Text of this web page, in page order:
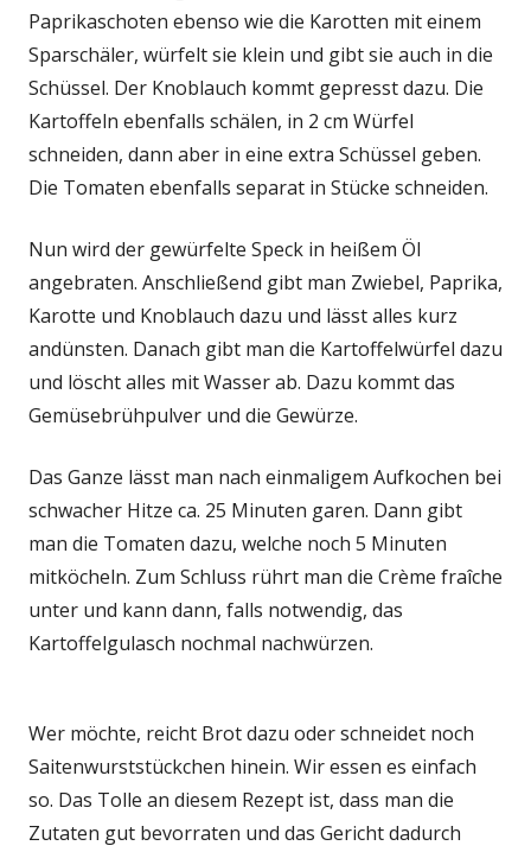
Paprikaschoten ebenso wie die Karotten mit einem
Sparschäler, würfelt sie klein und gibt sie auch in die
Schüssel. Der Knoblauch kommt gepresst dazu. Die
Kartoffeln ebenfalls schälen, in 2 cm Würfel
schneiden, dann aber in eine extra Schüssel geben.
Die Tomaten ebenfalls separat in Stücke schneiden.
Nun wird der gewürfelte Speck in heißem Öl
angebraten. Anschließend gibt man Zwiebel, Paprika,
Karotte und Knoblauch dazu und lässt alles kurz
andünsten. Danach gibt man die Kartoffelwürfel dazu
und löscht alles mit Wasser ab. Dazu kommt das
Gemüsebrühpulver und die Gewürze.
Das Ganze lässt man nach einmaligem Aufkochen bei
schwacher Hitze ca. 25 Minuten garen. Dann gibt
man die Tomaten dazu, welche noch 5 Minuten
mitköcheln. Zum Schluss rührt man die Crème fraîche
unter und kann dann, falls notwendig, das
Kartoffelgulasch nochmal nachwürzen.
Wer möchte, reicht Brot dazu oder schneidet noch
Saitenwurststückchen hinein. Wir essen es einfach
so. Das Tolle an diesem Rezept ist, dass man die
Zutaten gut bevorraten und das Gericht dadurch